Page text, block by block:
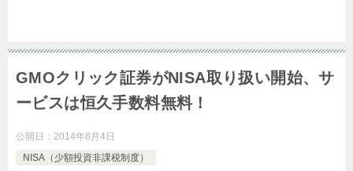
GMOクリック証券がNISA取り扱い開始、サ
ービスは恒久手数料無料！
公開日： 2014年6月4日
NISA（少額投資非課税制度）